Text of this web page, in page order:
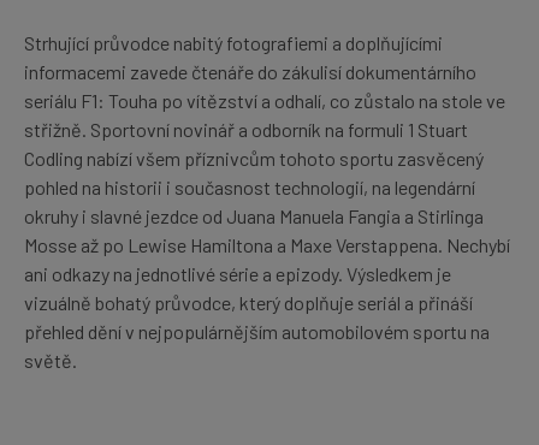
Strhující průvodce nabitý fotografiemi a doplňujícími
informacemi zavede čtenáře do zákulisí dokumentárního
seriálu F1: Touha po vítězství a odhalí, co zůstalo na stole ve
střižně. Sportovní novinář a odborník na formuli 1 Stuart
Codling nabízí všem příznivcům tohoto sportu zasvěcený
pohled na historii i současnost technologií, na legendární
okruhy i slavné jezdce od Juana Manuela Fangia a Stirlinga
Mosse až po Lewise Hamiltona a Maxe Verstappena. Nechybí
ani odkazy na jednotlivé série a epizody. Výsledkem je
vizuálně bohatý průvodce, který doplňuje seriál a přináší
přehled dění v nejpopulárnějším automobilovém sportu na
světě.